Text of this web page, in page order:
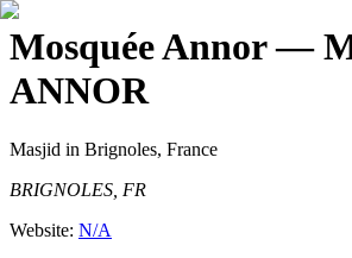
Mosquée Annor—
ANNOR
Masjid in Brignoles, France
BRIGNOLES, FR
Website: N/A